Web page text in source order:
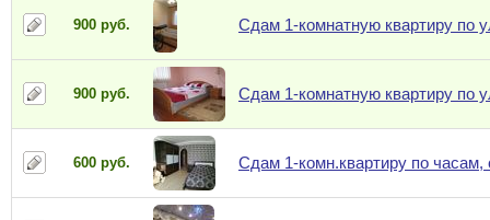
900 руб. Сдам 1-комнатную квартиру по
900 руб. Сдам 1-комнатную квартиру по
600 руб. Сдам 1-комн.квартиру по часам,